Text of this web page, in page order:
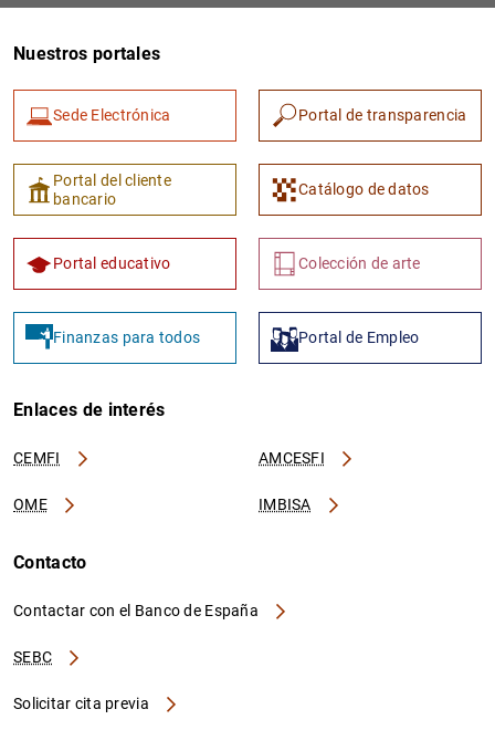
Nuestros portales
Sede Electrónica Portal de transparencia
Portal del cliente
bancario
Catálogo de datos
Portal educativo Colección de arte
Finanzas para todos Portal de Empleo
Enlaces de interés
CEMFI AMCESFI
OME IMBISA
Contacto
Contactar con el Banco de España
SEBC
Solicitar cita previa